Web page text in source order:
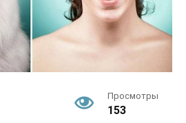
Просмотры
153